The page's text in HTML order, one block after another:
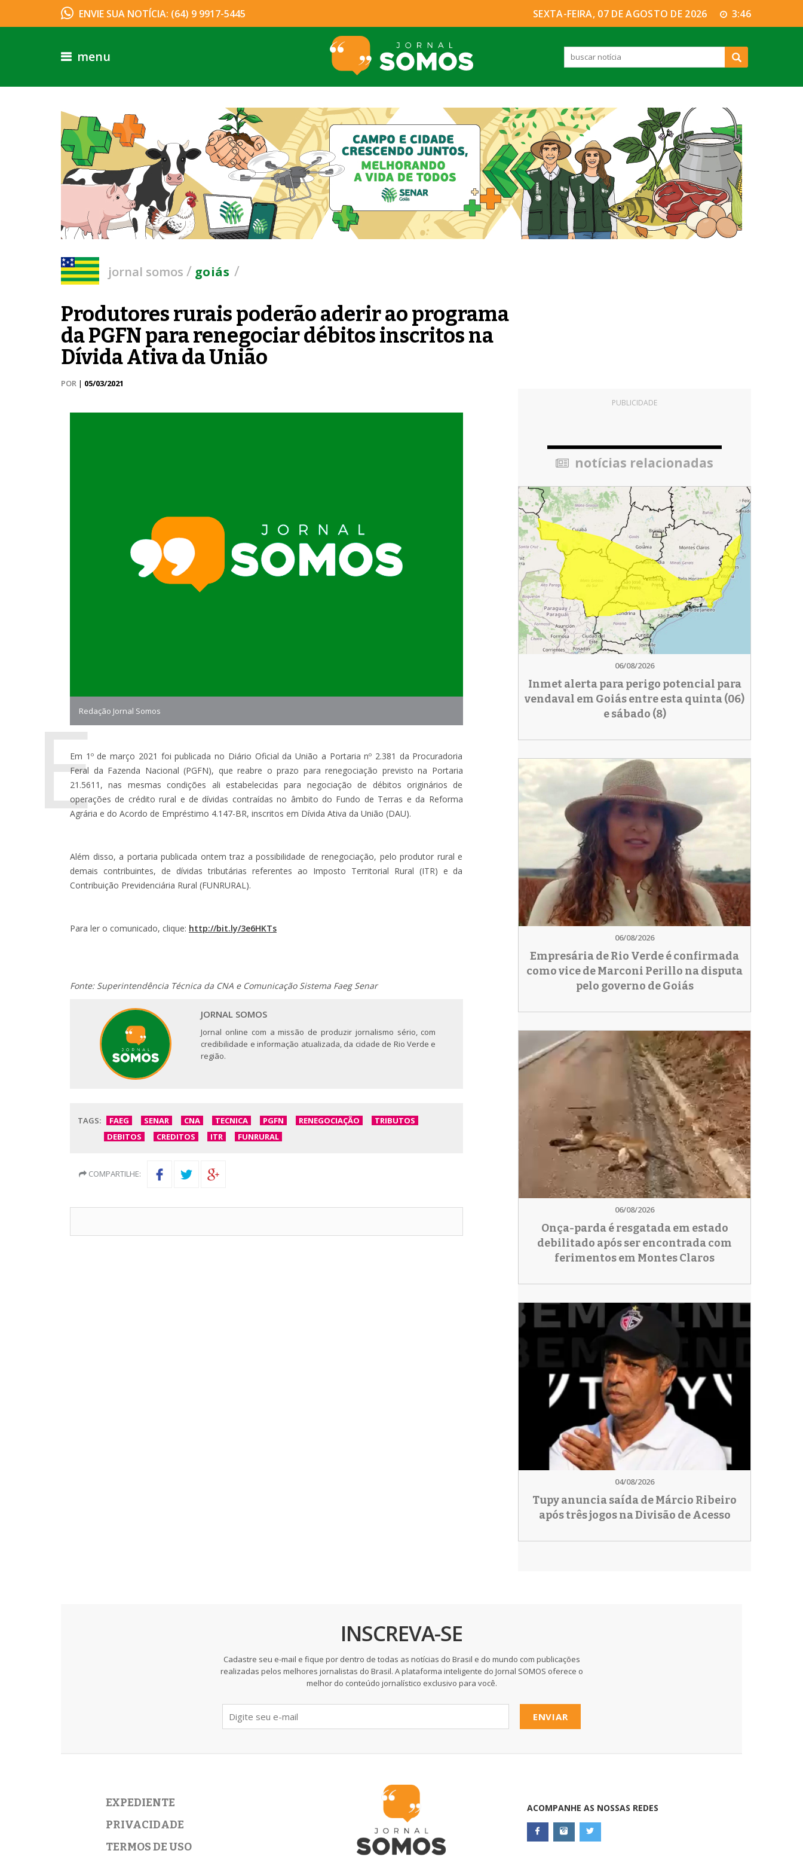
ENVIE SUA NOTÍCIA: (64) 9 9917-5445 SEXTA-FEIRA, 07 DE AGOSTO DE 2026 3:46
menu
jornal somos / goiás /
Produtores rurais poderão aderir ao programa
da PGFN para renegociar débitos inscritos na
Dívida Ativa da União
POR | 05/03/2021
Redação Jornal Somos
E
Em 1º de março 2021 foi publicada no Diário Oficial da União a Portaria nº 2.381 da Procuradoria
Feral da Fazenda Nacional (PGFN), que reabre o prazo para renegociação previsto na Portaria
21.5611, nas mesmas condições ali estabelecidas para negociação de débitos originários de
operações de crédito rural e de dívidas contraídas no âmbito do Fundo de Terras e da Reforma
Agrária e do Acordo de Empréstimo 4.147-BR, inscritos em Dívida Ativa da União (DAU).
Além disso, a portaria publicada ontem traz a possibilidade de renegociação, pelo produtor rural e
demais contribuintes, de dívidas tributárias referentes ao Imposto Territorial Rural (ITR) e da
Contribuição Previdenciária Rural (FUNRURAL).
Para ler o comunicado, clique: http://bit.ly/3e6HKTs
Fonte: Superintendência Técnica da CNA e Comunicação Sistema Faeg Senar
JORNAL SOMOS
Jornal online com a missão de produzir jornalismo sério, com
credibilidade e informação atualizada, da cidade de Rio Verde e
região.
TAGS: FAEG SENAR CNA TECNICA PGFN RENEGOCIAÇÃO
TRIBUTOS
DEBITOS
CREDITOS ITR FUNRURAL
COMPARTILHE:
PUBLICIDADE
notícias relacionadas
06/08/2026
Inmet alerta para perigo potencial para
vendaval em Goiás entre esta quinta (06)
e sábado (8)
06/08/2026
Empresária de Rio Verde é confirmada
como vice de Marconi Perillo na disputa
pelo governo de Goiás
06/08/2026
Onça-parda é resgatada em estado
debilitado após ser encontrada com
ferimentos em Montes Claros
04/08/2026
Tupy anuncia saída de Márcio Ribeiro
após três jogos na Divisão de Acesso
INSCREVA-SE
Cadastre seu e-mail e fique por dentro de todas as notícias do Brasil e do mundo com publicações
realizadas pelos melhores jornalistas do Brasil. A plataforma inteligente do Jornal SOMOS oferece o
melhor do conteúdo jornalístico exclusivo para você.
ENVIAR
EXPEDIENTE
PRIVACIDADE
TERMOS DE USO
ACOMPANHE AS NOSSAS REDES